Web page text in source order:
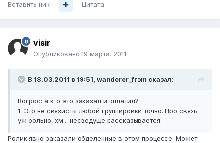
Вставить ник Цитата
visir
Опубликовано 19 марта, 2011
В 18.03.2011 в 19:51, wanderer_from сказал:
Вопрос: а кто это заказал и оплатил?
1. Это не связисты любой группировки точно. Про связь
уж больно, хм... несведуще рассказывается.
Ролик явно заказали обделенные в этом процессе. Может